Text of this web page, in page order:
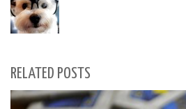
RELATED POSTS